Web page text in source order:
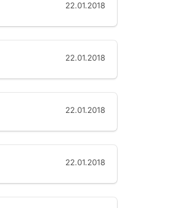
22.01.2018
22.01.2018
22.01.2018
22.01.2018